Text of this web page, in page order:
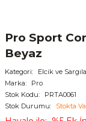
Pro Sport
Beyaz
Kategori
Elcik ve
Marka
Pro
Stok Kodu
PRTA0061
Stok Durumu
Stokta